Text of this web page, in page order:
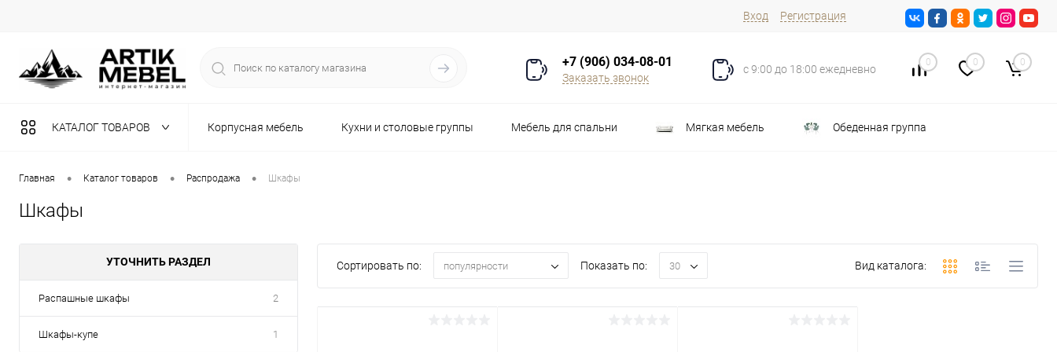
Вход Регистрация
+7 (906) 034-08-01
Заказать звонок
с 9:00 до 18:00 ежедневно
0 0 0
КАТАЛОГ ТОВАРОВ Корпусная мебель Кухни и столовые группы Мебель для спальни Мягкая мебель Обеденная группа
Разная мебель
Главная • Каталог товаров • Распродажа • Шкафы
Шкафы
УТОЧНИТЬ РАЗДЕЛ
Распашные шкафы 2
Шкафы-купе 1
Сортировать по: популярности Показать по: 30 Вид каталога: